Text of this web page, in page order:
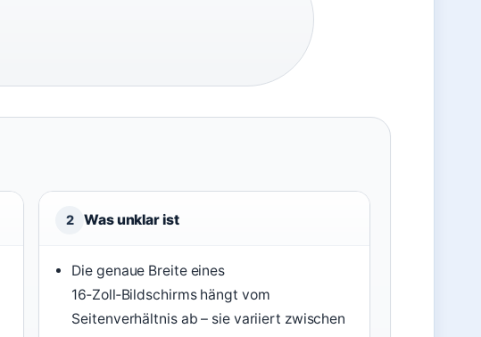
2 Was unklar ist
Die genaue Breite eines
16‑Zoll‑Bildschirms hängt vom
Seitenverhältnis ab – sie variiert zwischen